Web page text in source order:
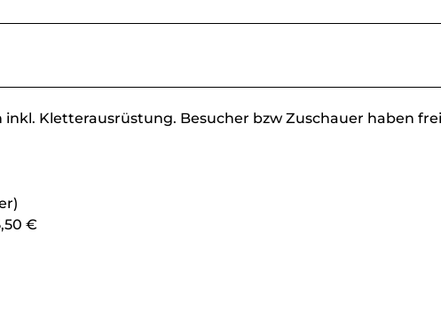
Kletterausrüstung. Besucher bzw Zuschauer haben
€